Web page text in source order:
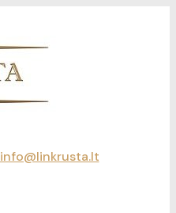
info@linkrusta.lt